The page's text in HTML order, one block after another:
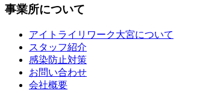
事業所について
アイトライリワーク大宮について
スタッフ紹介
感染防止対策
お問い合わせ
会社概要